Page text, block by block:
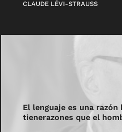
CLAUDE LÉVI-STRAUSS
El lenguaje es una razón
tienerazones que el